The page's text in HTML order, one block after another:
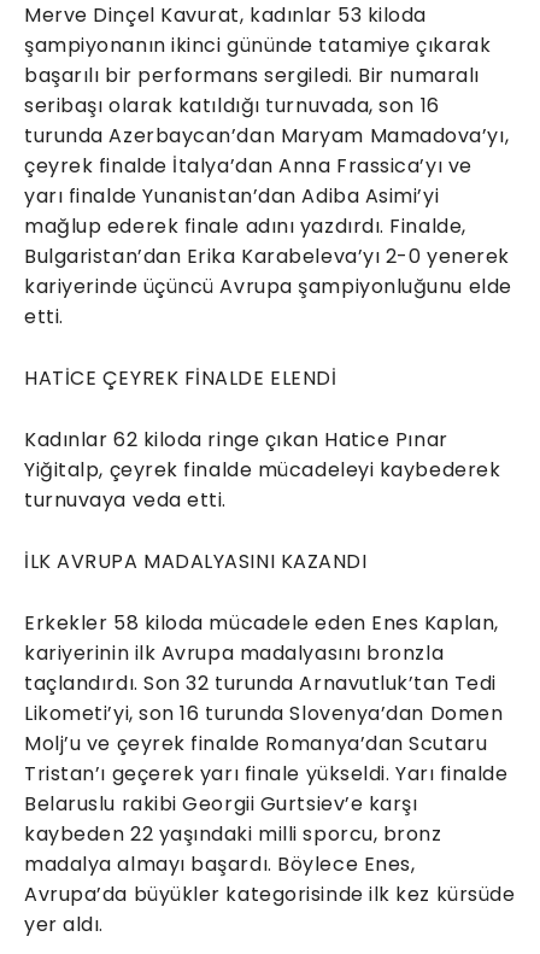
Merve Dinçel Kavurat, kadınlar 53 kiloda
şampiyonanın ikinci gününde tatamiye çıkarak
başarılı bir performans sergiledi. Bir numaralı
seribaşı olarak katıldığı turnuvada, son 16
turunda Azerbaycan’dan Maryam Mamadova’yı,
çeyrek finalde İtalya’dan Anna Frassica’yı ve
yarı finalde Yunanistan’dan Adiba Asimi’yi
mağlup ederek finale adını yazdırdı. Finalde,
Bulgaristan’dan Erika Karabeleva’yı 2-0 yenerek
kariyerinde üçüncü Avrupa şampiyonluğunu elde
etti.
HATİCE ÇEYREK FİNALDE ELENDİ
Kadınlar 62 kiloda ringe çıkan Hatice Pınar
Yiğitalp, çeyrek finalde mücadeleyi kaybederek
turnuvaya veda etti.
İLK AVRUPA MADALYASINI KAZANDI
Erkekler 58 kiloda mücadele eden Enes Kaplan,
kariyerinin ilk Avrupa madalyasını bronzla
taçlandırdı. Son 32 turunda Arnavutluk’tan Tedi
Likometi’yi, son 16 turunda Slovenya’dan Domen
Molj’u ve çeyrek finalde Romanya’dan Scutaru
Tristan’ı geçerek yarı finale yükseldi. Yarı finalde
Belaruslu rakibi Georgii Gurtsiev’e karşı
kaybeden 22 yaşındaki milli sporcu, bronz
madalya almayı başardı. Böylece Enes,
Avrupa’da büyükler kategorisinde ilk kez kürsüde
yer aldı.